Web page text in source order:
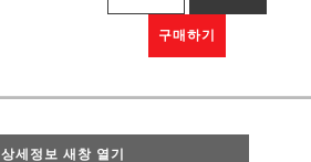
구매하기
상세정보 새창 열기